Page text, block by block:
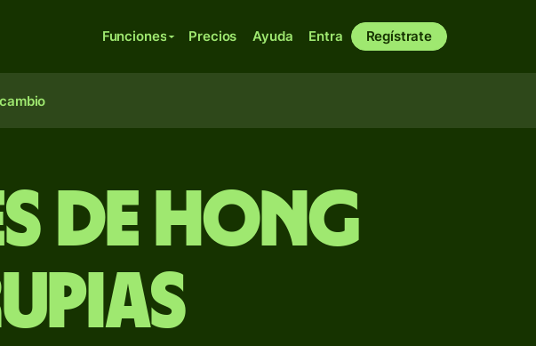
Funciones Precios Ayuda Entra Regístrate
de Hong